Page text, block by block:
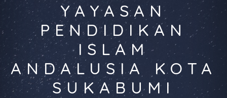
YAYASAN
PENDIDIKAN
ISLAM
ANDALUSIA KOTA
SUKABUMI